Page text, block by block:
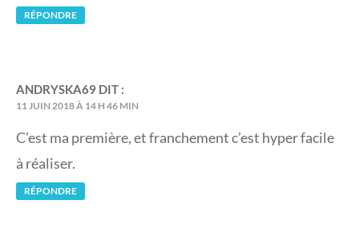
RÉPONDRE
ANDRYSKA69 DIT :
11 JUIN 2018 À 14 H 46 MIN
C’est ma première, et franchement c’est hyper facile
à réaliser.
RÉPONDRE